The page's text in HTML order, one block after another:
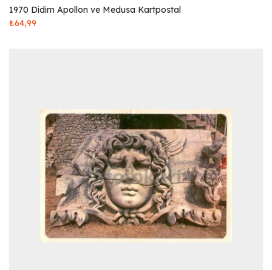
1970 Didim Apollon ve Medusa Kartpostal
₺64,99